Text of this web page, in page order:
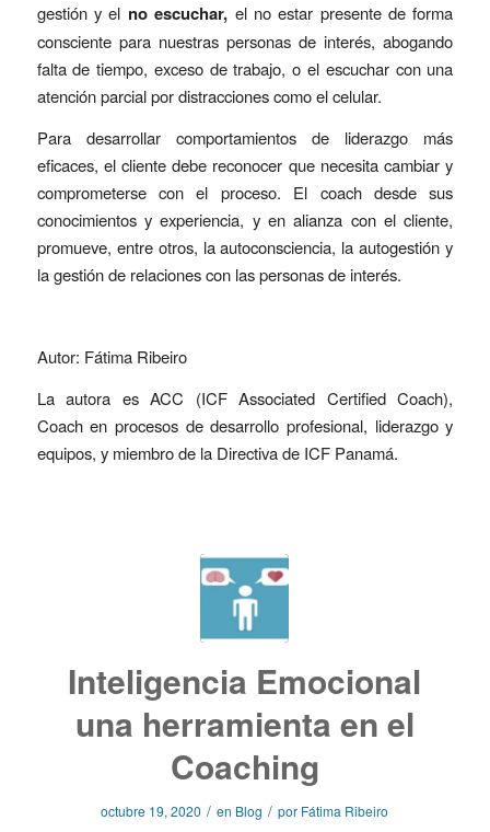
gestión y el no escuchar, el no estar presente de forma
consciente para nuestras personas de interés, abogando
falta de tiempo, exceso de trabajo, o el escuchar con una
atención parcial por distracciones como el celular.
Para desarrollar comportamientos de liderazgo más
eficaces, el cliente debe reconocer que necesita cambiar y
comprometerse con el proceso. El coach desde sus
conocimientos y experiencia, y en alianza con el cliente,
promueve, entre otros, la autoconsciencia, la autogestión y
la gestión de relaciones con las personas de interés.
Autor: Fátima Ribeiro
La autora es ACC (ICF Associated Certified Coach),
Coach en procesos de desarrollo profesional, liderazgo y
equipos, y miembro de la Directiva de ICF Panamá.
Inteligencia Emocional
una herramienta en el
Coaching
octubre 19, 2020 / en Blog / por Fátima Ribeiro